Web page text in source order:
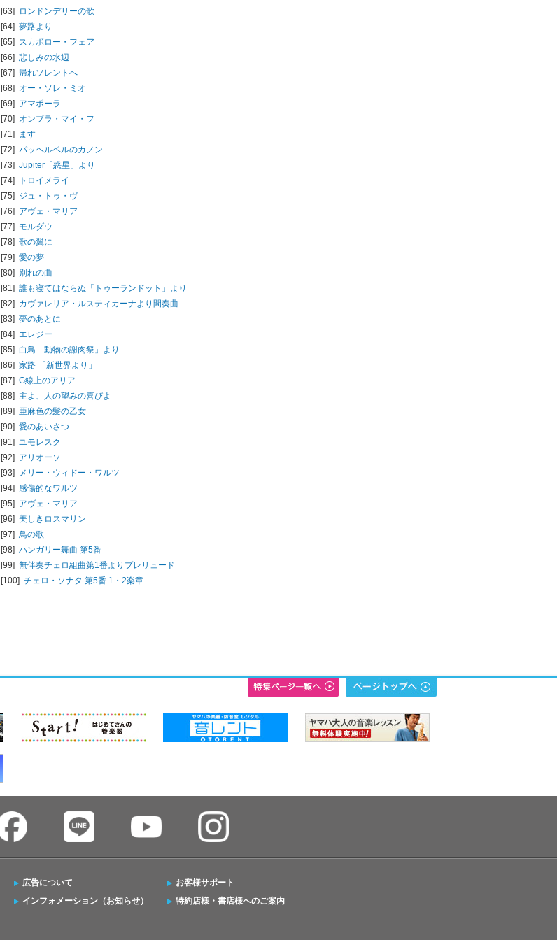
[63] ロンドンデリーの歌
[64] 夢路より
[65] スカボロー・フェア
[66] 悲しみの水辺
[67] 帰れソレントへ
[68] オー・ソレ・ミオ
[69] アマポーラ
[70] オンブラ・マイ・フ
[71] ます
[72] パッヘルベルのカノン
[73] Jupiter「惑星」より
[74]
トロイメライ
[75] ジュ・トゥ・ヴ
[76] アヴェ・マリア
[77] モルダウ
[78] 歌の翼に
[79] 愛の夢
[80] 別れの曲
[81] 誰も寝てはならぬ「トゥーランドット」より
[82] カヴァレリア・ルスティカーナより間奏曲
[83] 夢のあとに
[84] エレジー
[85] 白鳥「動物の謝肉祭」より
[86] 家路 「新世界より」
[87] G線上のアリア
[88] 主よ、人の望みの喜びよ
[89] 亜麻色の髪の乙女
[90] 愛のあいさつ
[91] ユモレスク
[92] アリオーソ
[93] メリー・ウィドー・ワルツ
[94] 感傷的なワルツ
[95] アヴェ・マリア
[96] 美しきロスマリン
[97] 鳥の歌
[98] ハンガリー舞曲 第5番
[99] 無伴奏チェロ組曲第1番よりプレリュード
[100] チェロ・ソナタ 第5番 1・2楽章
広告について
インフォメーション（お知らせ）
お客様サポート
特約店様・書店様へのご案内